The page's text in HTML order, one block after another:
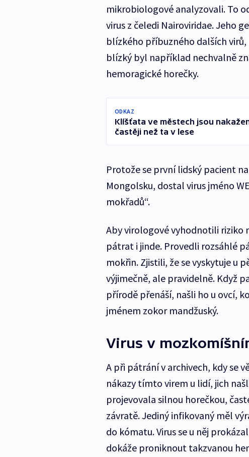
mikrobiologové analyzovali. To
virus z čeledi Nairoviridae. Jeho
blízkého příbuzného dalších
blízký byl například nechvalně
hemoragické horečky.
ODKAZ
Klíšťata ve městech jsou
častěji než ta v lese
Protože se první lidský pacient
Mongolsku, dostal virus jméno
mokřadů“.
Aby virologové vyhodnotili riziko
pátrat i jinde. Provedli rozsáhlé
mokřin. Zjistili, že se vyskytuje u
výjimečně, ale pravidelně. Když
přírodě přenáší, našli ho u ovcí,
jménem zokor mandžuský.
Virus v
A při pátrání v archivech, kdy se
nákazy tímto virem u lidí, jich
projevovala silnou horečkou,
závratě. Jediný infikovaný měl
do kómatu. Virus se u něj
dokáže proniknout takzvanou